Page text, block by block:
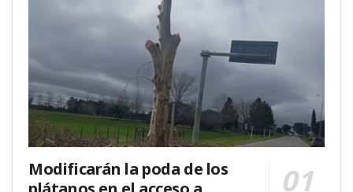
Modificarán la poda de los